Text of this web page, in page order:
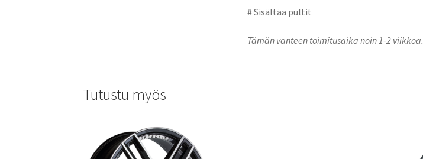
# Sisältää pultit
Tämän vanteen toimitusaika noin 1-2 viikkoa.
Tutustu myös